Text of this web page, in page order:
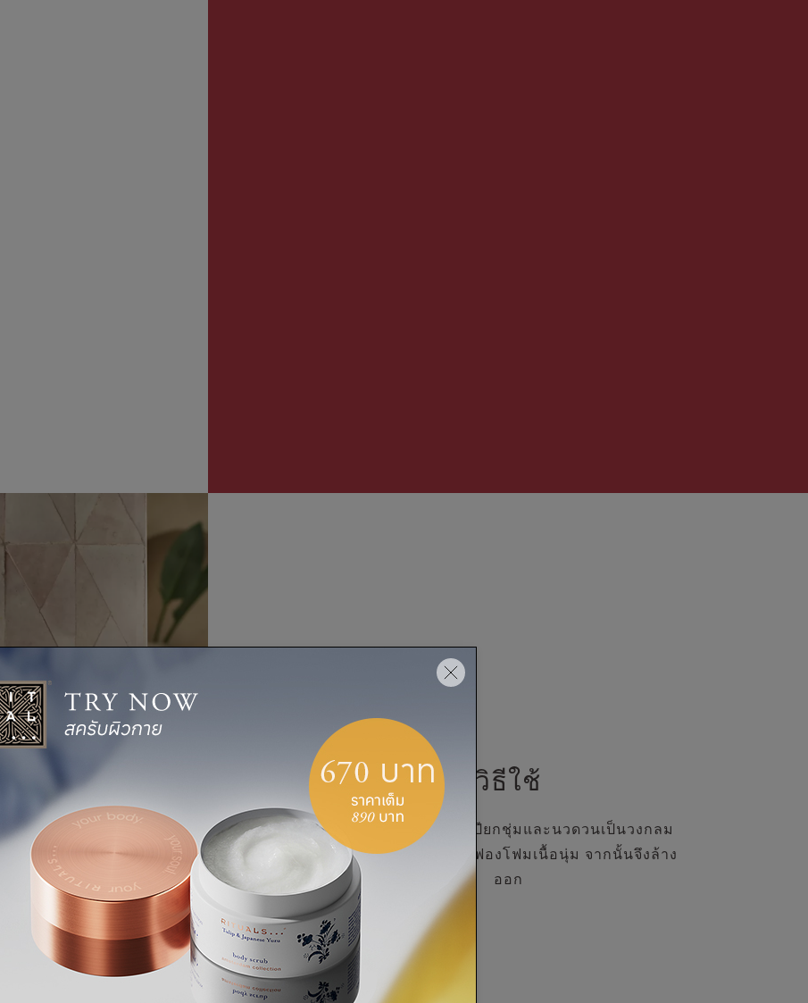
วิธีใช้
ทาออยล์ลงบนผิวที่เปียกชุ่มและนวดวนเป็นวงกลม
จนกว่าจะเปลี่ยนเป็นฟองโฟมเนื้อนุ่ม จากนั้นจึงล้าง
ออก